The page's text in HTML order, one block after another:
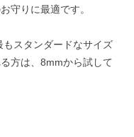
守りに最適です。
スタンダードなサイズ
方は、8mmから試して